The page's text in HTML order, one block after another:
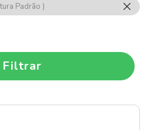
Filtrar
Padrão )
Esse